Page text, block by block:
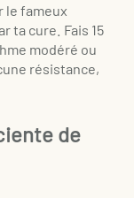
le fameux
ta cure. Fais 15
modéré ou
résistance,
de